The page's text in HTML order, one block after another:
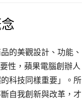
的美觀設計、功能、
性，蘋果電腦創辦人
科技同樣重要」。所
自我創新與改革，才